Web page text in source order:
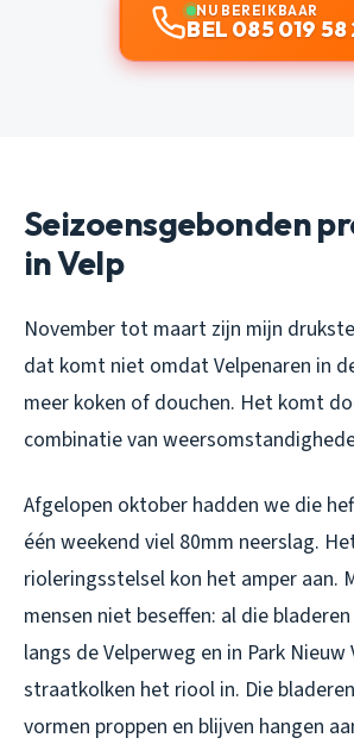
NU BEREIKBAAR
BEL 085 019 58
Seizoensgebonden
in Velp
November tot maart zijn mijn
dat komt niet omdat Velpenaren in
meer koken of douchen. Het komt
combinatie van
Afgelopen oktober hadden we die
één weekend viel 80mm neerslag.
rioleringsstelsel kon het amper aan.
mensen niet beseffen: al die
langs de Velperweg en in Park Nieuw
straatkolken het riool in. Die
vormen proppen en blijven hangen